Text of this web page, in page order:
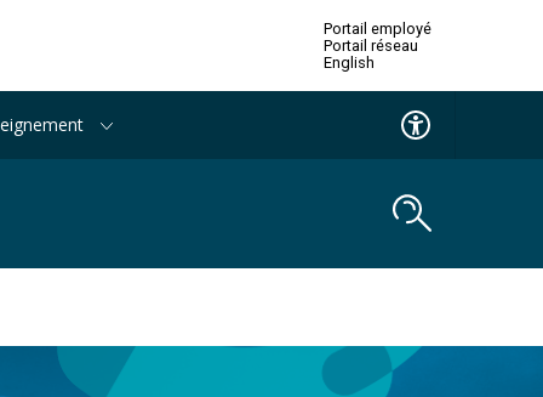
Portail employé
Portail réseau
English
Accessibilité